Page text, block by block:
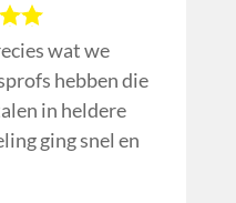
wat we
hebben die
in heldere
ging snel en